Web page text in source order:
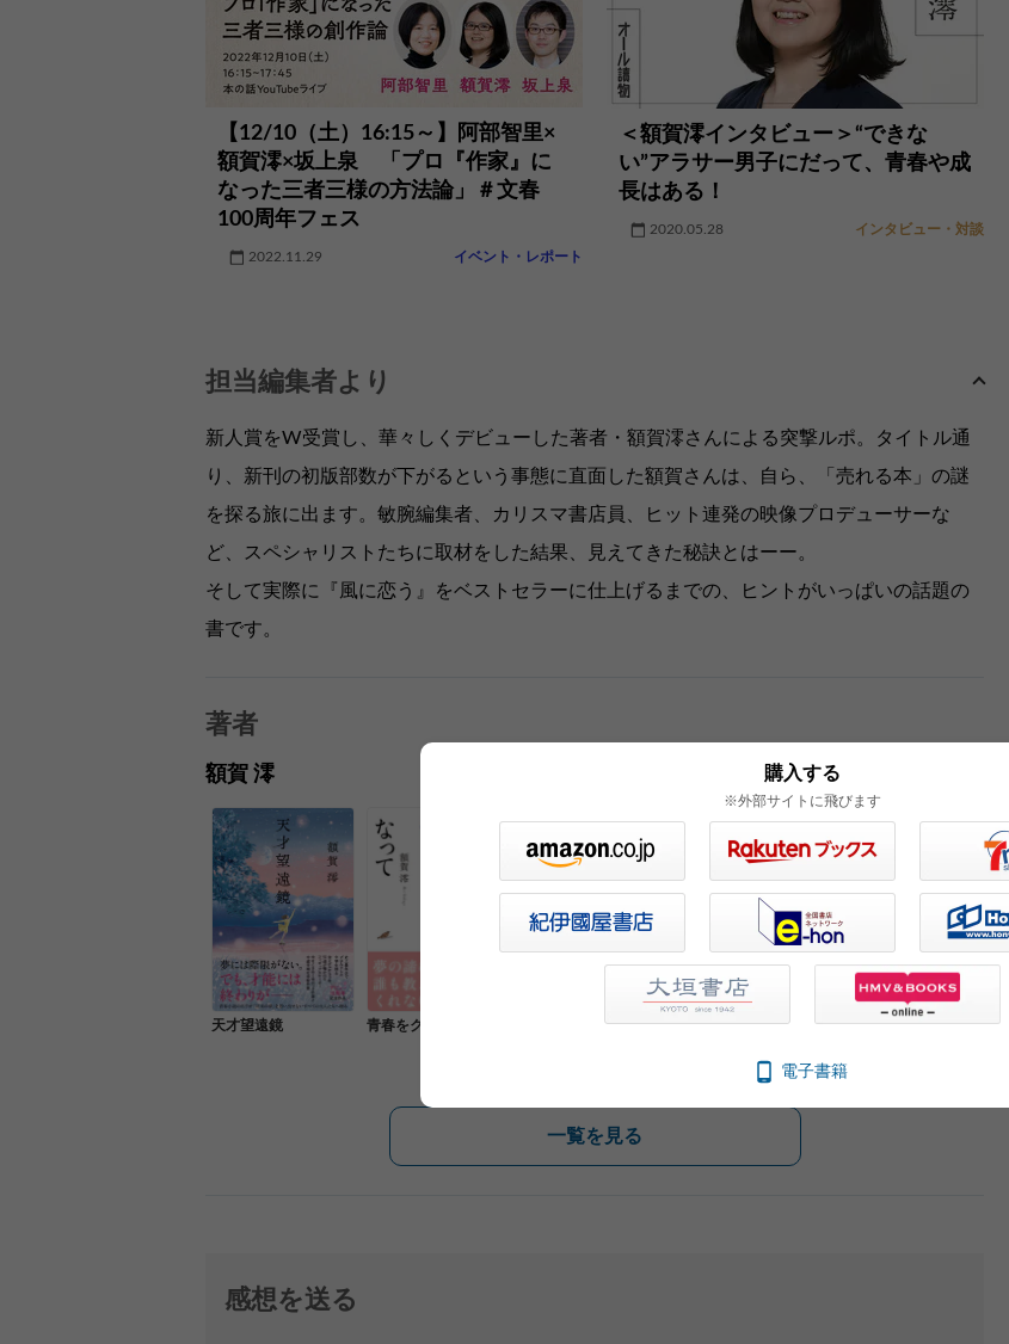
【12/10（土）16:15～】阿部智里×
額賀澪×坂上泉 「プロ『作家』に
なった三者三様の方法論」＃文春
100周年フェス
2022.11.29 イベント・レポート
＜額賀澪インタビュー＞“できな
い”アラサー男子にだって、青春や成
長はある！
2020.05.28 インタビュー・対談
担当編集者より
新人賞をW受賞し、華々しくデビューした著者・額賀澪さんによる突撃ルポ。タイトル通
り、新刊の初版部数が下がるという事態に直面した額賀さんは、自ら、「売れる本」の謎
を探る旅に出ます。敏腕編集者、カリスマ書店員、ヒット連発の映像プロデューサーな
ど、スペシャリストたちに取材をした結果、見えてきた秘訣とはーー。
そして実際に『風に恋う』をベストセラーに仕上げるまでの、ヒントがいっぱいの話題の
書です。
著者
額賀 澪
天才望遠鏡 青春をクビになって 風に恋う
さよならクリームソー
一覧を見る
感想を送る
購入する
※外部サイトに飛びます
電子書籍